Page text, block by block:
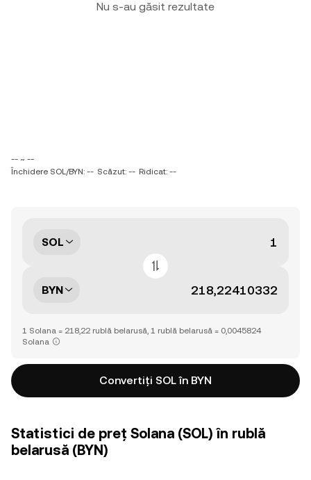
Nu s-au găsit rezultate
-- ~ --
Închidere SOL/BYN: -- Scăzut: -- Ridicat: --
SOL
BYN
1 Solana = 218,22 rublă belarusă, 1 rublă belarusă = 0,0045824
Solana
Convertiți SOL în BYN
Statistici de preț Solana (SOL) în rublă
belarusă (BYN)